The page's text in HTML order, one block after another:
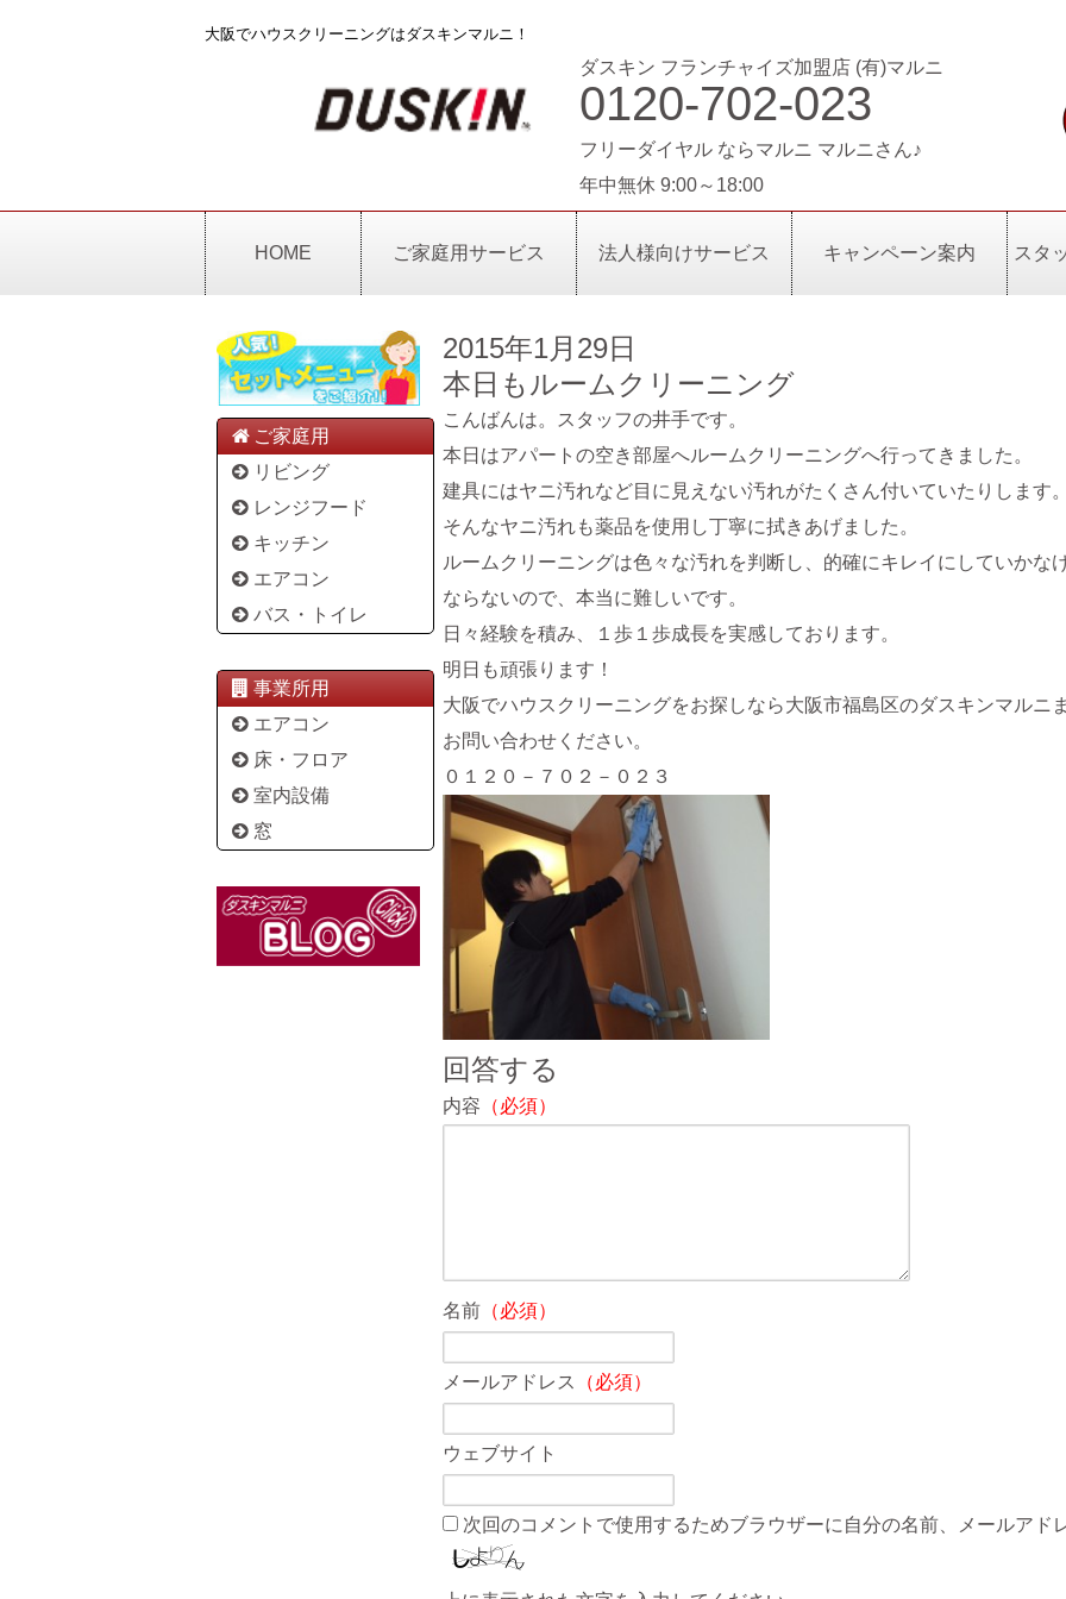
大阪でハウスクリーニングはダスキンマルニ！
ダスキン フランチャイズ加盟店 (有)マルニ
0120-702-023
フリーダイヤル ならマルニ マルニさん♪
年中無休 9:00～18:00
HOME ご家庭用サービス 法人様向けサービス キャンペーン案内 スタ
ご家庭用
リビング
レンジフード
キッチン
エアコン
バス・トイレ
事業所用
エアコン
床・フロア
室内設備
窓
2015年1月29日
本日もルームクリーニング
こんばんは。スタッフの井手です。
本日はアパートの空き部屋へルームクリーニングへ行ってきました。
建具にはヤニ汚れなど目に見えない汚れがたくさん付いていたりします。
そんなヤニ汚れも薬品を使用し丁寧に拭きあげました。
ルームクリーニングは色々な汚れを判断し、的確にキレイにしていかな
ならないので、本当に難しいです。
日々経験を積み、１歩１歩成長を実感しております。
明日も頑張ります！
大阪でハウスクリーニングをお探しなら大阪市福島区のダスキンマルニ
お問い合わせください。
０１２０－７０２－０２３
回答する
内容 （必須）
名前 （必須）
メールアドレス （必須）
ウェブサイト
次回のコメントで使用するためブラウザーに自分の名前、メールアド